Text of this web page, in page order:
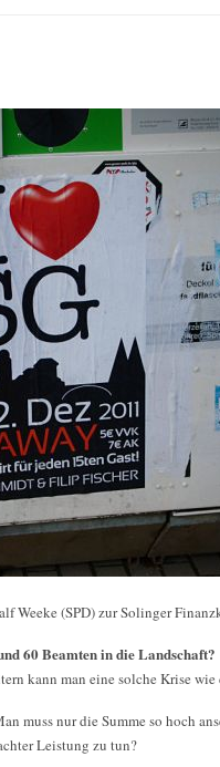
Weeke (SPD) zur Solinger
60 Beamten in die Landschaft?
kann man eine solche Krise wie
muss nur die Summe so hoch
Leistung zu tun?